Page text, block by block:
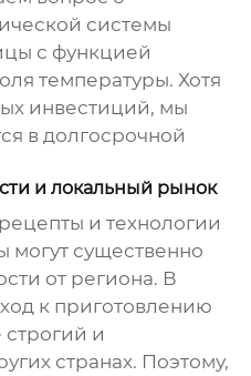
системы
с функцией
температуры. Хотя
инвестиций, мы
в долгосрочной
и локальный рынок
и технологии
могут существенно
от региона. В
к приготовлению
строгий и
странах. Поэтому,